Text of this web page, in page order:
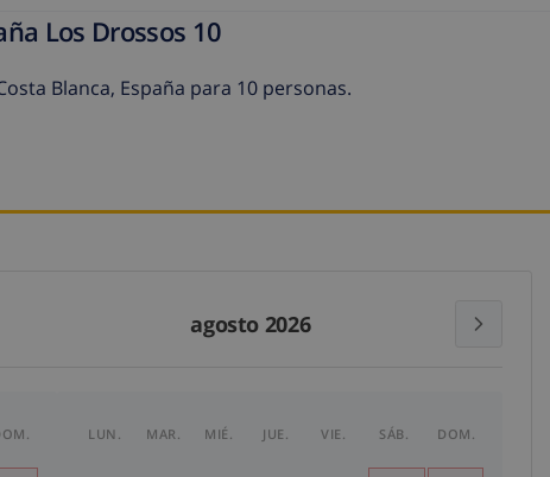
Los Drossos 10
Blanca, España para 10 personas.
agosto 2026
LUN. MAR. MIÉ. JUE. VIE. SÁB. DOM.